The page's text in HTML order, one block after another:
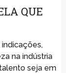
QUE
na indústria
seja em